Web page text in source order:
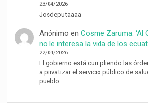
23/04/2026
Josdeputaaaa
Anónimo en Cosme Zaruma: ‘Al
no le interesa la vida de los
22/04/2026
El gobierno está cumpliendo las
a privatizar el servicio público de
pueblo…